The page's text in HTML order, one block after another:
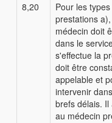
8,20
Pour les
prestations
médecin doit
dans le
s'effectue la
doit être
appelable et
intervenir
brefs délais.
au médecin